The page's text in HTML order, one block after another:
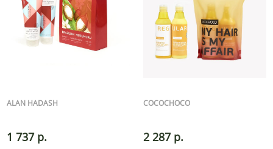
ALAN HADASH
1 737 р.
COCOCHOCO
2 287 р.